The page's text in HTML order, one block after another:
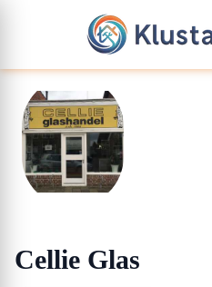
Cellie Glas